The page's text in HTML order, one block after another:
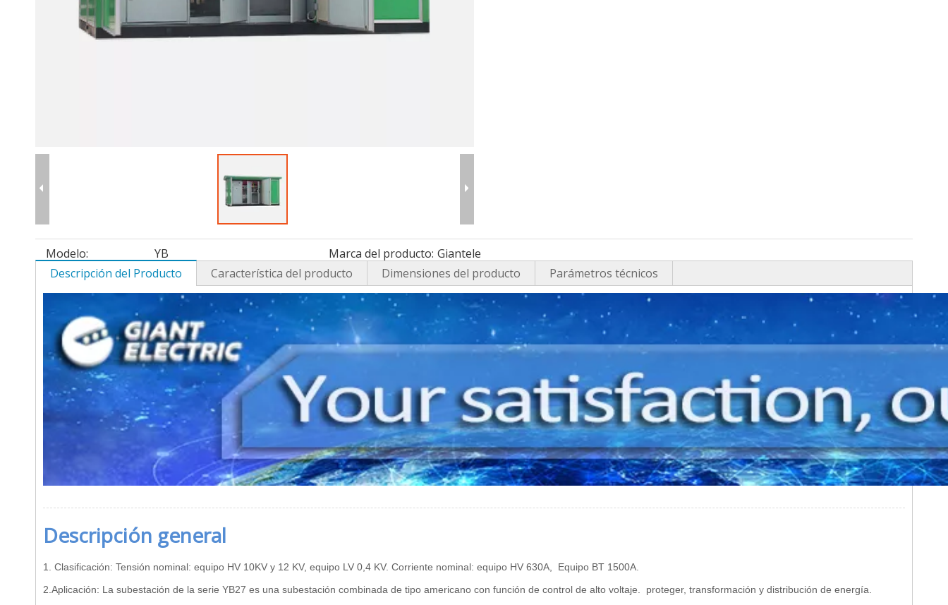
Modelo: YB Marca del producto: Giantele
Descripción del Producto
Característica del producto Dimensiones del producto Parámetros técnicos
Descripción general
1. Clasificación: Tensión nominal: equipo HV 10KV y 12 KV, equipo LV 0,4 KV. Corriente nominal: equipo HV 630A, Equipo BT 1500A.
2.Aplicación: La subestación de la serie YB27 es una subestación combinada de tipo americano con función de control de alto voltaje. proteger, transformación y distribución de energía.